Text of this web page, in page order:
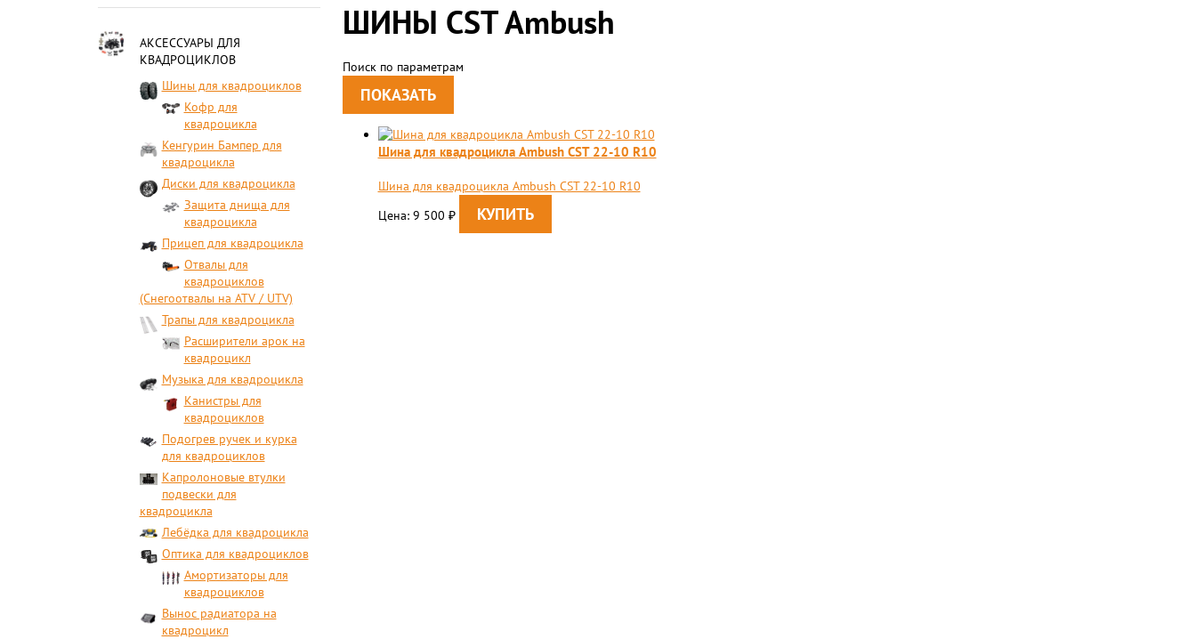
АКСЕССУАРЫ ДЛЯ
КВАДРОЦИКЛОВ
Шины для квадроциклов
Кофр для
квадроцикла
Кенгурин Бампер для
квадроцикла
Диски для квадроцикла
Защита днища для
квадроцикла
Прицеп для квадроцикла
Отвалы для
квадроциклов
(Снегоотвалы на ATV / UTV)
Трапы для квадроцикла
Расширители арок на
квадроцикл
Музыка для квадроцикла
Канистры для
квадроциклов
Подогрев ручек и курка
для квадроциклов
Капролоновые втулки
подвески для
квадроцикла
Лебёдка для квадроцикла
Оптика для квадроциклов
Амортизаторы для
квадроциклов
Вынос радиатора на
квадроцикл
ШИНЫ CST Ambush
Поиск по параметрам
Шина для квадроцикла Ambush CST 22-10 R10
Шина для квадроцикла Ambush CST 22-10 R10
Цена: 9 500 ₽